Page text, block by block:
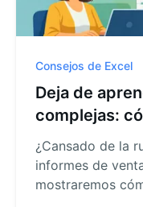
Consejos de Excel
Deja de
complejas:
impulsa tu
¿Cansado de la
informes de
mostraremos